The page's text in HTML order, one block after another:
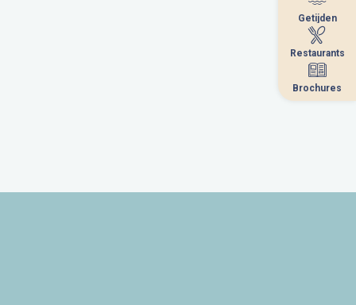
Getijden
Restaurants
Brochures